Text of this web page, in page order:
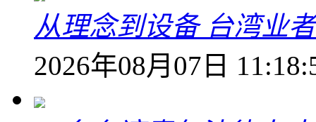
从理念到设备 台湾业
2026年08月07日